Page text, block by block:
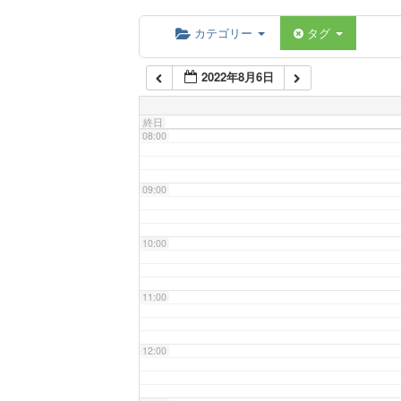
カテゴリー タグ
2022年8月6日
終日
07:00
08:00
09:00
10:00
11:00
12:00